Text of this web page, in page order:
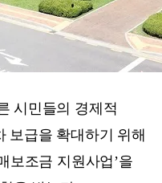
시민들의 경제적
보급을 확대하기 위해
보조금 지원사업’을